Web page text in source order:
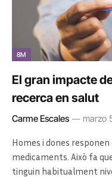
8M
El gran impacte
recerca en salut
Carme Escales marzo
Homes i dones
medicaments. Això fa
tinguin habitualment